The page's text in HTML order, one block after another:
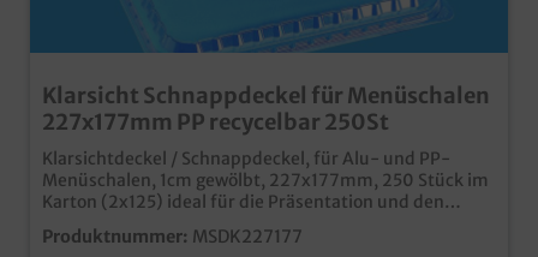
Klarsicht Schnappdeckel für Menüschalen
227x177mm PP recycelbar 250St
Klarsichtdeckel / Schnappdeckel, für Alu- und PP-
Menüschalen, 1cm gewölbt, 227x177mm, 250 Stück im
Karton (2x125) ideal für die Präsentation und den
Transport von Menüs in Aluminium- oder PP-
Menüschalenpraktische Alternative zu Versiegelung
Produktnummer: MSDK227177